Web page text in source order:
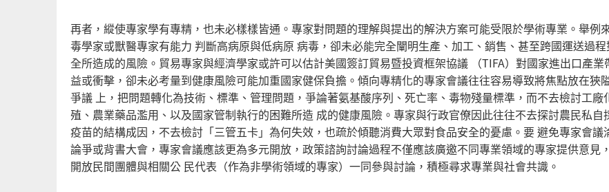
再者，縱使專家學有專精，也未必樣樣皆通。專家對問題的理解與提出的解決方案可能受限於學術專業。舉例
毒學家或獸醫專家有能力 判斷高病原與低病原 病毒，卻未必能完全闡明生產、加工、銷售、甚至跨國運送過
全所造成的風險。貿易專家與經濟學家或許可以估計美國簽訂貿易暨投資框架協議 （TIFA）對國家進出口產業
益或衝擊，卻未必考量到健康風險可能加重國家健保負擔。傾向專精化的專家會議往往容易導致將焦點放在狹
爭議 上，把問題轉化為技術、標準、管理問題，爭論著氨基酸序列、死亡率、毒物殘量標準，而不去檢討工廠
殖、農業藥品濫用、以及國家管制執行的困難所造 成的健康風險。專家與行政官僚因此往往不去探討農民私自
疫苗的結構成因，不去檢討「三管五卡」為何失效，也疏於傾聽消費大眾對食品安全的憂慮。要 避免專家會議
論爭或背書大會，專家會議應該更為多元開放，政策諮詢討論過程不僅應該廣邀不同專業領域的專家提供意見
開放民間團體與相關公 民代表（作為非學術領域的專家）一同參與討論，積極尋求專業與社會共識。